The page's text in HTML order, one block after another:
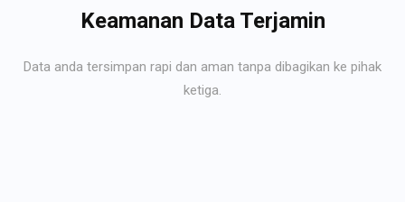
Keamanan Data Terjamin
Data anda tersimpan rapi dan aman tanpa dibagikan ke pihak
ketiga.